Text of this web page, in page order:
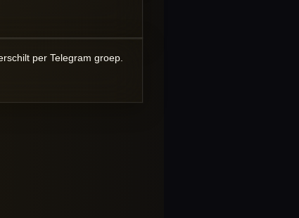
per Telegram groep.